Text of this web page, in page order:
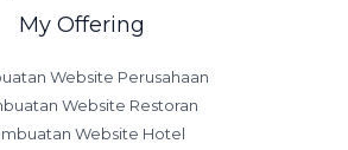
My Offering
Website Perusahaan
Website Restoran
Website Hotel